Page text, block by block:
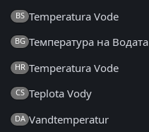
BS Temperatura Vode
BG Температура на Водата
HR Temperatura Vode
CS Teplota Vody
DA Vandtemperatur